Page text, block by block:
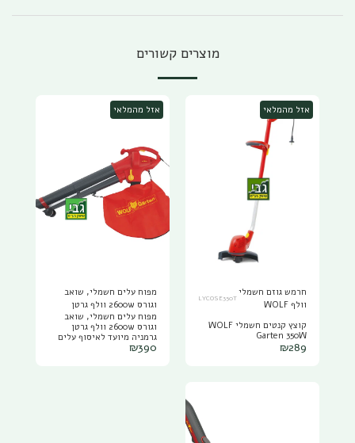
מוצרים קשורים
אזל מהמלאי
חרמש גוזם חשמלי
וולף WOLF
LYCOSE350T
קוצץ קנטים חשמלי WOLF
Garten 350W
₪289
אזל מהמלאי
מפוח עלים חשמלי, שואב
וגורס 2600w וולף גרטן
משלוח חינם עד הבית!
מפוח עלים חשמלי, שואב
וגורס 2600w וולף גרטן
גרמניה מיועד לאיסוף עלים
ופסולת בגינה הביתית וכולל
₪390